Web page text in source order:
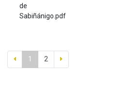
de
Sabiñánigo.pdf
1 2